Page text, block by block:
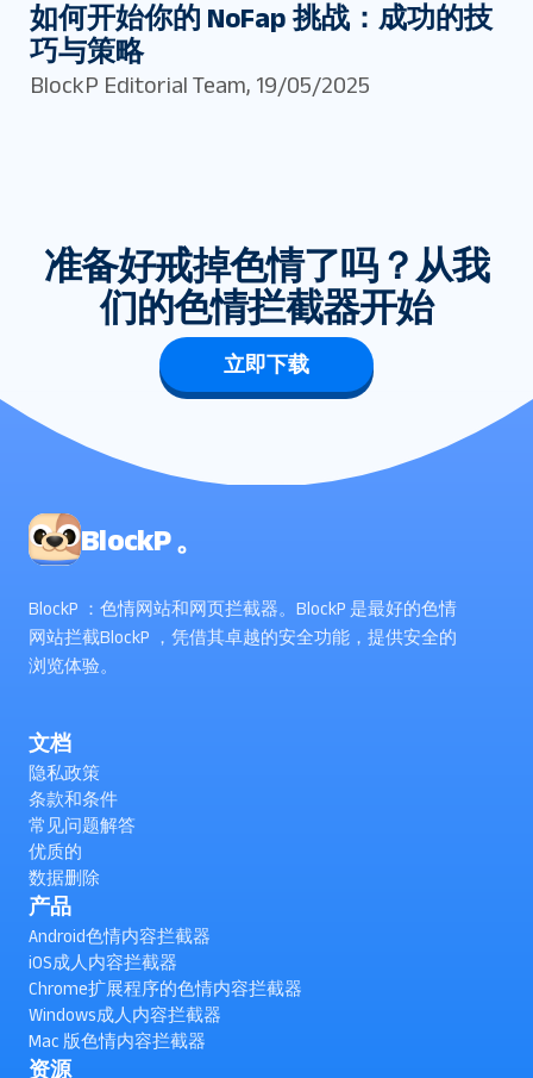
如何开始你的 NoFap 挑战：成功的技
巧与策略
BlockP Editorial Team, 19/05/2025
准备好戒掉色情了吗？从我
们的色情拦截器开始
立即下载
BlockP 。
BlockP ：色情网站和网页拦截器。BlockP 是最好的色情
网站拦截BlockP ，凭借其卓越的安全功能，提供安全的
浏览体验。
文档
隐私政策
条款和条件
常见问题解答
优质的
数据删除
产品
Android色情内容拦截器
iOS成人内容拦截器
Chrome扩展程序的色情内容拦截器
Windows成人内容拦截器
Mac 版色情内容拦截器
资源